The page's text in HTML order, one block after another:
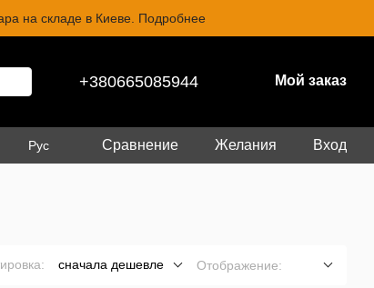
на складе в Киеве. Подробнее
+380665085944 Мой заказ
Рус Сравнение Желания Вход
сначала дешевле Отображение: